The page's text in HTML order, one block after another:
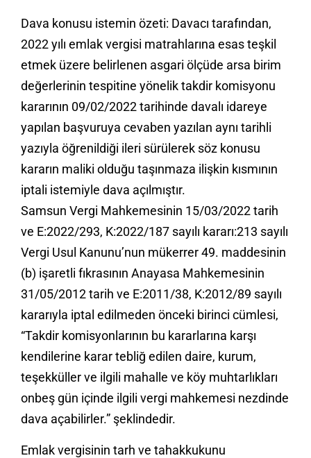
Dava konusu istemin özeti: Davacı tarafından,
2022 yılı emlak vergisi matrahlarına esas teşkil
etmek üzere belirlenen asgari ölçüde arsa birim
değerlerinin tespitine yönelik takdir komisyonu
kararının 09/02/2022 tarihinde davalı idareye
yapılan başvuruya cevaben yazılan aynı tarihli
yazıyla öğrenildiği ileri sürülerek söz konusu
kararın maliki olduğu taşınmaza ilişkin kısmının
iptali istemiyle dava açılmıştır.
Samsun Vergi Mahkemesinin 15/03/2022 tarih
ve E:2022/293, K:2022/187 sayılı kararı:213 sayılı
Vergi Usul Kanunu’nun mükerrer 49. maddesinin
(b) işaretli fıkrasının Anayasa Mahkemesinin
31/05/2012 tarih ve E:2011/38, K:2012/89 sayılı
kararıyla iptal edilmeden önceki birinci cümlesi,
“Takdir komisyonlarının bu kararlarına karşı
kendilerine karar tebliğ edilen daire, kurum,
teşekküller ve ilgili mahalle ve köy muhtarlıkları
onbeş gün içinde ilgili vergi mahkemesi nezdinde
dava açabilirler.” şeklindedir.
Emlak vergisinin tarh ve tahakkukunu